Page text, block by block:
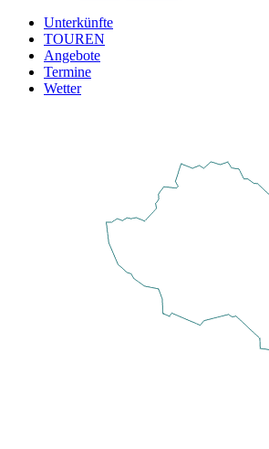
Unterkünfte
TOUREN
Angebote
Termine
Wetter